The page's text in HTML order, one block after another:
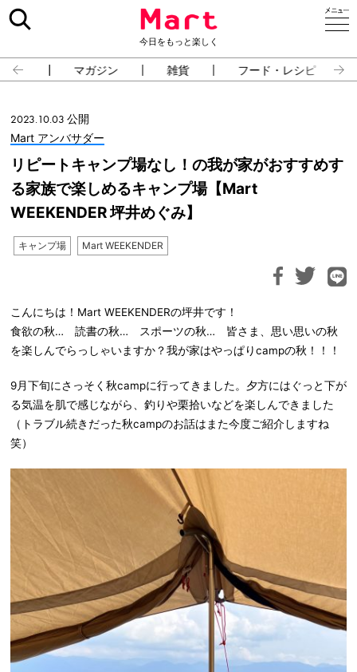
今日をもっと楽しく
占い マガジン 雑貨 フード・レシピ
2023.10.03 公開
Mart アンバサダー
リピートキャンプ場なし！の我が家がおすすめす
る家族で楽しめるキャンプ場【Mart
WEEKENDER 坪井めぐみ】
キャンプ場 Mart WEEKENDER
こんにちは！Mart WEEKENDERの坪井です！
食欲の秋… 読書の秋… スポーツの秋… 皆さま、思い思いの秋
を楽しんでらっしゃいますか？我が家はやっぱりcampの秋！！！
9月下旬にさっそく秋campに行ってきました。夕方にはぐっと下が
る気温を肌で感じながら、釣りや栗拾いなどを楽しんできました
（トラブル続きだった秋campのお話はまた今度ご紹介しますね
笑）